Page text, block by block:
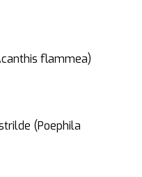
flammea)
(Poephila